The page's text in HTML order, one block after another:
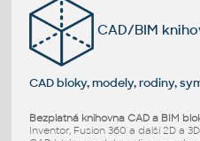
CAD/BIM
CAD bloky, modely, rodiny,
Bezplatná knihovna CAD a BIM
Inventor, Fusion 360 a další 2D a